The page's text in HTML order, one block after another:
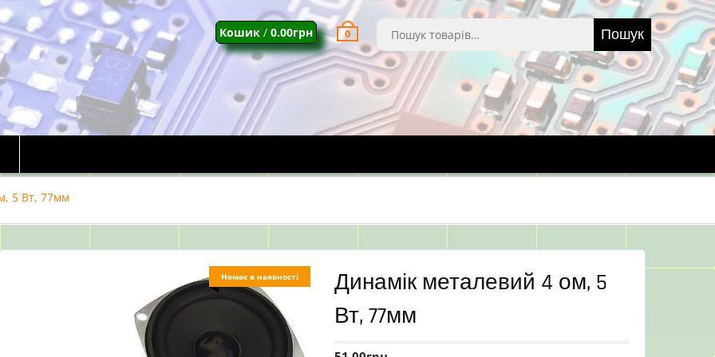
Шукати: Пошук
Кошик / 0.00грн 0
5 Вт, 77мм
Немає в наявності
Динамік металевий 4 ом, 5
Вт, 77мм